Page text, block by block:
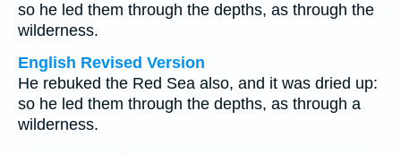
so he led them through the depths, as through the
wilderness.
English Revised Version
He rebuked the Red Sea also, and it was dried up:
so he led them through the depths, as through a
wilderness.